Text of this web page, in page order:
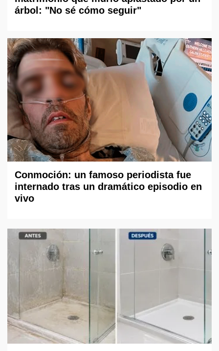
árbol: "No sé cómo seguir"
Conmoción: un famoso periodista fue
internado tras un dramático episodio en
vivo